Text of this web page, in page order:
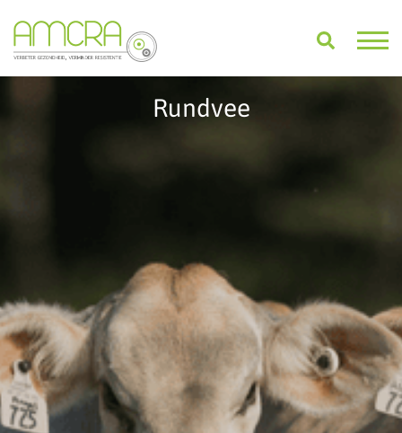
Rundvee